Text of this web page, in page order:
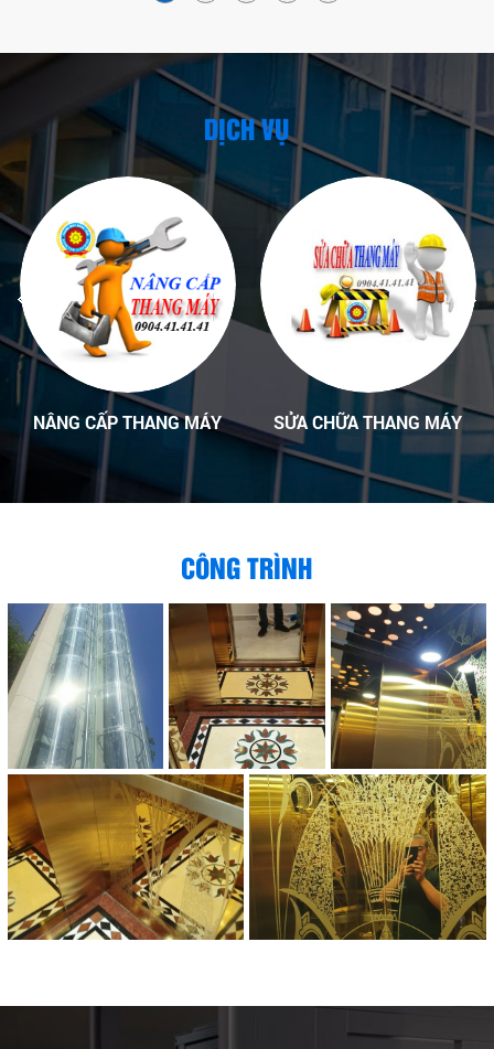
DỊCH VỤ
NÂNG CẤP THANG MÁY SỬA CHỮA THANG MÁY
CÔNG TRÌNH